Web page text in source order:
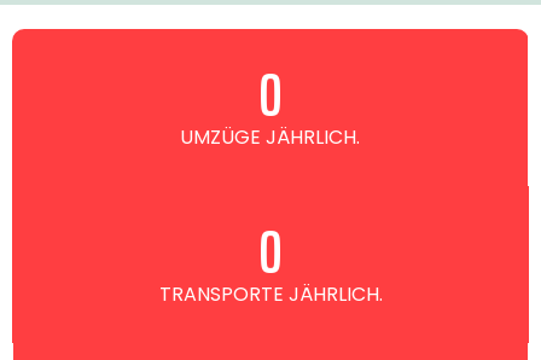
UMZÜGE JÄHRLICH.
0
TRANSPORTE JÄHRLICH.
0